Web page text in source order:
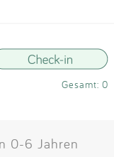
Gesamt: 0
0-6 Jahren